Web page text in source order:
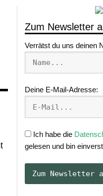
Zum Newsletter
Verrätst du uns deinen
Deine E-Mail-Adresse:
Ich habe die
gelesen und bin